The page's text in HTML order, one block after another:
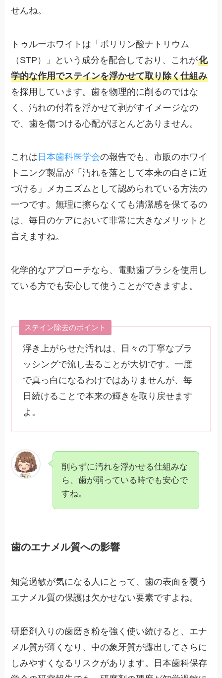
せんね。
トゥルーホワイトは「ポリリン酸ナトリウム
（STP）」という成分を配合しており、これが化
学的な作用でステインを浮かせて取り除く仕組み
を採用しています。歯を物理的に削るのではな
く、汚れの付着を浮かせて剥がすイメージなの
で、歯を傷つける心配がほとんどありません。
これは 日本歯科医学会の報告でも、市販のホワイ
トニング製品が「汚れを落として本来の白さに近
づける」メカニズムとして認められている方法の
一つです。無理に擦らなくても清潔感を保てるの
は、毎日のケアにおいて非常に大きなメリットと
言えますね。
化学的なアプローチなら、電動歯ブラシを使用し
ている方でも安心して使うことができますよ。
ステイン除去のポイント
浮き上がらせた汚れは、日々の丁寧なブラ
ッシングで流し去ることが大切です。一度
で真っ白になるわけではありませんが、毎
日続けることで本来の輝きを取り戻せます
よ。
削らずに汚れを浮かせる仕組みな
ら、歯が弱っている時でも安心で
すね。
歯のエナメル質への影響
知覚過敏が気になる人にとって、歯の表面を覆う
エナメル質の保護は欠かせない要素ですよね。
研磨剤入りの歯磨き粉を強く使い続けると、エナ
メル質が薄くなり、中の象牙質が露出してさらに
しみやすくなるリスクがあります。日本歯科保存